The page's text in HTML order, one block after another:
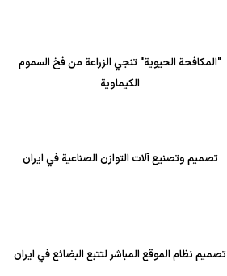
"المكافحة الحيوية" تنجي الزراعة من فخ السموم
الكيماوية
تصميم وتصنيع آلات التوازن الصناعية في ايران
تصميم نظام الموقع المباشر لتتبع البضائع في ايران